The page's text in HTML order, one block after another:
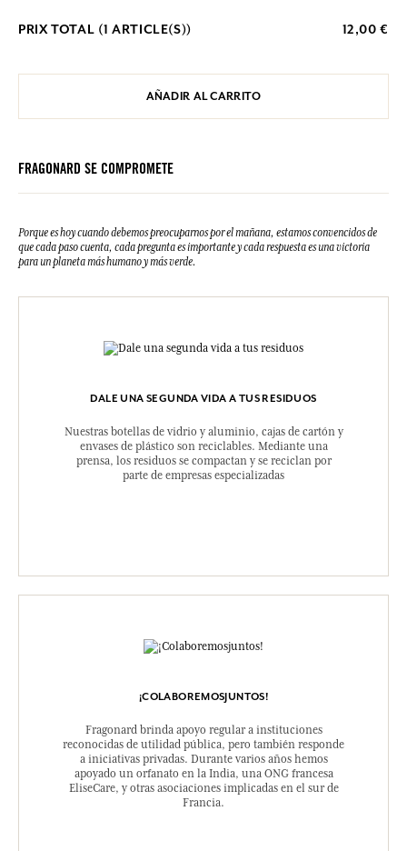
PRIX TOTAL (1 ARTICLE(S)) 12,00 €
AÑADIR AL CARRITO
FRAGONARD SE COMPROMETE
Porque es hoy cuando debemos preocuparnos por el mañana, estamos convencidos de
que cada paso cuenta, cada pregunta es importante y cada respuesta es una victoria
para un planeta más humano y más verde.
DALE UNA SEGUNDA VIDA A TUS RESIDUOS
Nuestras botellas de vidrio y aluminio, cajas de cartón y
envases de plástico son reciclables. Mediante una
prensa, los residuos se compactan y se reciclan por
parte de empresas especializadas
¡COLABOREMOSJUNTOS!
Fragonard brinda apoyo regular a instituciones
reconocidas de utilidad pública, pero también responde
a iniciativas privadas. Durante varios años hemos
apoyado un orfanato en la India, una ONG francesa
EliseCare, y otras asociaciones implicadas en el sur de
Francia.